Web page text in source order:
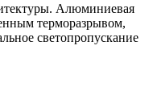
Алюминиевая
терморазрывом,
светопропускание